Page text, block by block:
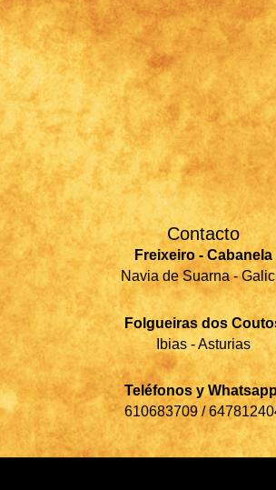
Contacto
Freixeiro - Cabanela
Navia de Suarna -
Folgueiras dos
Ibias - Asturias
Teléfonos y
610683709 /